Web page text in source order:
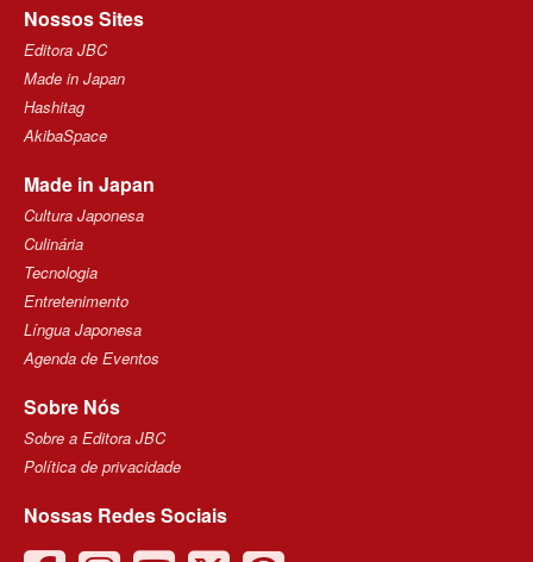
Nossos Sites
Editora JBC
Made in Japan
Hashitag
AkibaSpace
Made in Japan
Cultura Japonesa
Culinária
Tecnologia
Entretenimento
Língua Japonesa
Agenda de Eventos
Sobre Nós
Sobre a Editora JBC
Política de privacidade
Nossas Redes Sociais